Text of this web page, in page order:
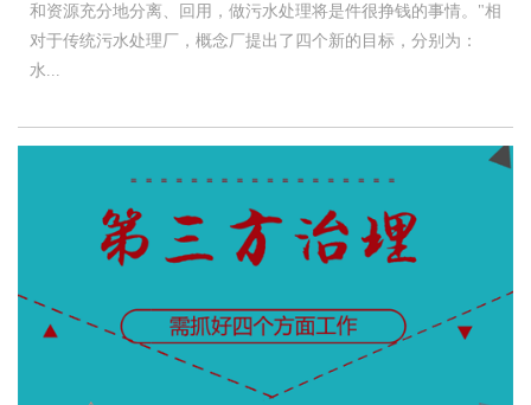
和资源充分地分离、回用，做污水处理将是件很挣钱的事情。"相
对于传统污水处理厂，概念厂提出了四个新的目标，分别为：
水...